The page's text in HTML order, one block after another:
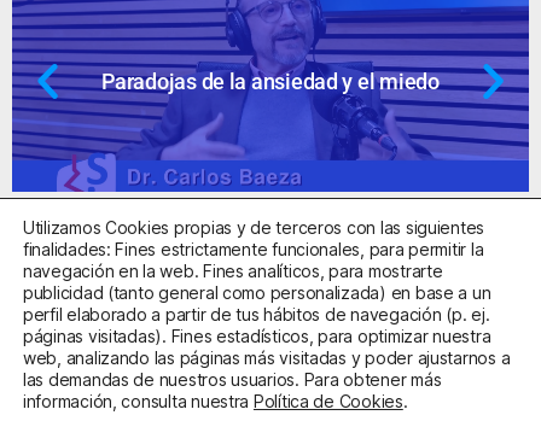
Paradojas de la ansiedad y el miedo
Centro Sanitario Autorizado con el código E08737002
Aviso LegalPolítica de PrivacidadPolítica de Cookies
Utilizamos Cookies propias y de terceros con las siguientes
finalidades: Fines estrictamente funcionales, para permitir la
navegación en la web. Fines analíticos, para mostrarte
publicidad (tanto general como personalizada) en base a un
perfil elaborado a partir de tus hábitos de navegación (p. ej.
páginas visitadas). Fines estadísticos, para optimizar nuestra
web, analizando las páginas más visitadas y poder ajustarnos a
las demandas de nuestros usuarios. Para obtener más
información, consulta nuestra Política de Cookies.